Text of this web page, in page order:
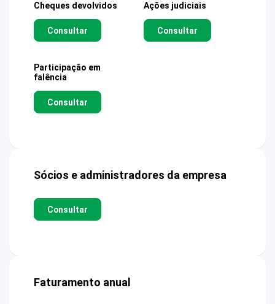
Cheques devolvidos
Consultar
Ações judiciais
Consultar
Participação em
falência
Consultar
Sócios e administradores da empresa
Consultar
Faturamento anual